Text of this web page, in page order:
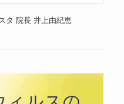
タ 院長 井上由紀恵